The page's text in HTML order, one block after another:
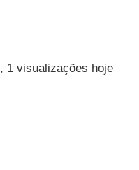
, 1 visualizações hoje